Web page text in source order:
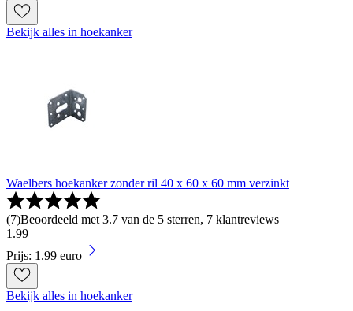
Bekijk alles in hoekanker
Waelbers hoekanker zonder ril 40 x 60 x 60 mm verzinkt
(7)Beoordeeld met 3.7 van de 5 sterren, 7 klantreviews
1 .99
Prijs: 1.99 euro
Bekijk alles in hoekanker